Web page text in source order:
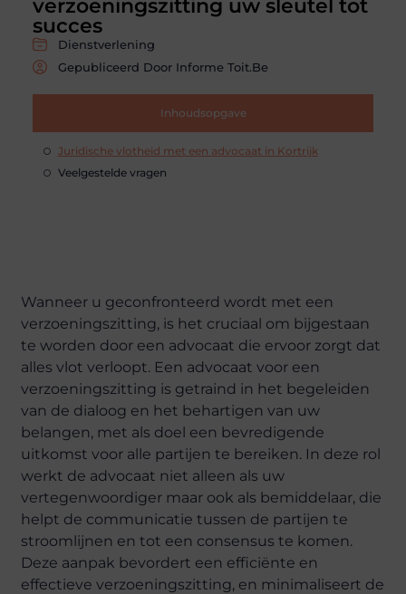
verzoeningszitting uw sleutel tot
succes
Dienstverlening
Gepubliceerd Door Informe Toit.be
Inhoudsopgave
Juridische vlotheid met een advocaat in Kortrijk
Veelgestelde vragen
Wanneer u geconfronteerd wordt met een
verzoeningszitting, is het cruciaal om bijgestaan
te worden door een advocaat die ervoor zorgt dat
alles vlot verloopt. Een advocaat voor een
verzoeningszitting is getraind in het begeleiden
van de dialoog en het behartigen van uw
belangen, met als doel een bevredigende
uitkomst voor alle partijen te bereiken. In deze rol
werkt de advocaat niet alleen als uw
vertegenwoordiger maar ook als bemiddelaar, die
helpt de communicatie tussen de partijen te
stroomlijnen en tot een consensus te komen.
Deze aanpak bevordert een efficiënte en
effectieve verzoeningszitting, en minimaliseert de